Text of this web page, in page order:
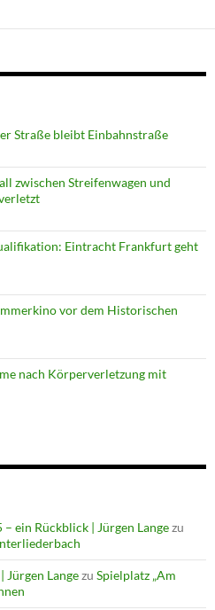
Straße bleibt Einbahnstraße
zwischen Streifenwagen und
Eintracht Frankfurt geht
vor dem Historischen
nach Körperverletzung mit
ein Rückblick | Jürgen Langezu
Jürgen Langezu Spielplatz „Am